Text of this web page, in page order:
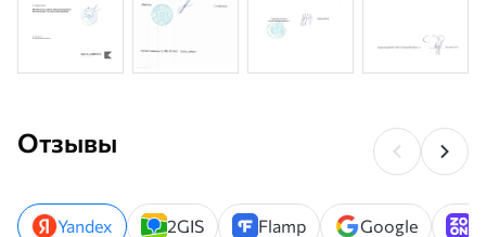
Отзывы
Yandex 2GIS Flamp Google